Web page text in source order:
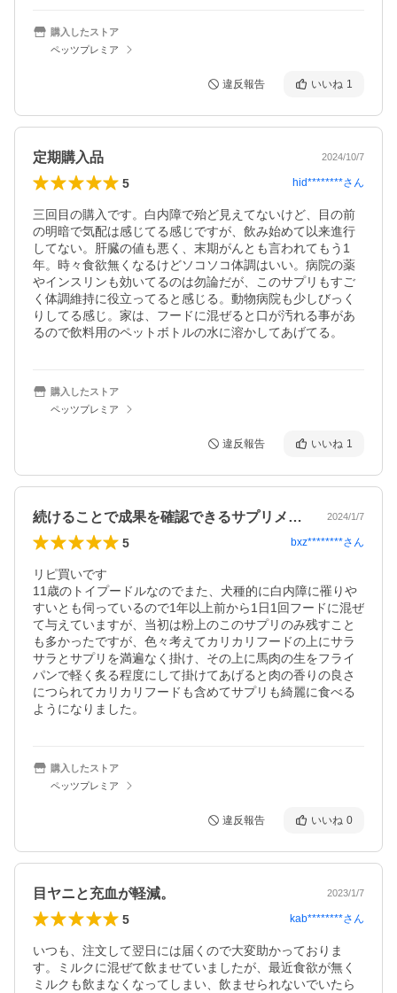
購入したストア
ペッツプレミア
違反報告 いいね 1
定期購入品 2024/10/7
5 hid********さん
三回目の購入です。白内障で殆ど見えてないけど、目の前
の明暗で気配は感じてる感じですが、飲み始めて以来進行
してない。肝臓の値も悪く、末期がんとも言われてもう1
年。時々食欲無くなるけどソコソコ体調はいい。病院の薬
やインスリンも効いてるのは勿論だが、このサプリもすご
く体調維持に役立ってると感じる。動物病院も少しびっく
りしてる感じ。家は、フードに混ぜると口が汚れる事があ
購入したストア
ペッツプレミア
違反報告 いいね 1
続けることで成果を確認できるサプリメント 2024/1/7
5 bxz********さん
リピ買いです
11歳のトイプードルなのでまた、犬種的に白内障に罹りや
すいとも伺っているので1年以上前から1日1回フードに混ぜ
て与えていますが、当初は粉上のこのサプリのみ残すこと
も多かったですが、色々考えてカリカリフードの上にサラ
サラとサプリを満遍なく掛け、その上に馬肉の生をフライ
パンで軽く炙る程度にして掛けてあげると肉の香りの良さ
につられてカリカリフードも含めてサプリも綺麗に食べる
ようになりました。
購入したストア
ペッツプレミア
違反報告 いいね 0
目ヤニと充血が軽減。 2023/1/7
5 kab********さん
いつも、注文して翌日には届くので大変助かっておりま
す。ミルクに混ぜて飲ませていましたが、最近食欲が無く
ミルクも飲まなくなってしまい、飲ませられないでいたら